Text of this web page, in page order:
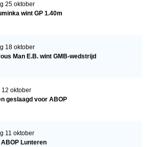
25 oktober
wint GP 1.40m
18 oktober
Man E.B. wint GMB-wedstrijd
oktober
geslaagd voor ABOP
11 oktober
Lunteren